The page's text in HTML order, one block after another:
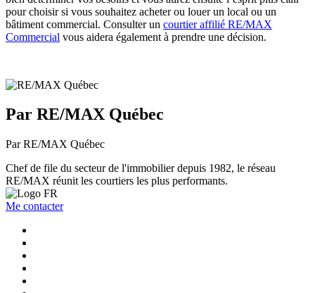
pour choisir si vous souhaitez acheter ou louer un local ou un
bâtiment commercial. Consulter un courtier affilié RE/MAX
Commercial vous aidera également à prendre une décision.
Par RE/MAX Québec
Par RE/MAX Québec
Chef de file du secteur de l'immobilier depuis 1982, le réseau
RE/MAX réunit les courtiers les plus performants.
Me contacter